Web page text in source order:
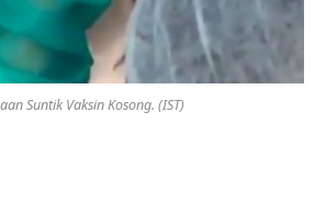
Suntik Vaksin Kosong. (IST)